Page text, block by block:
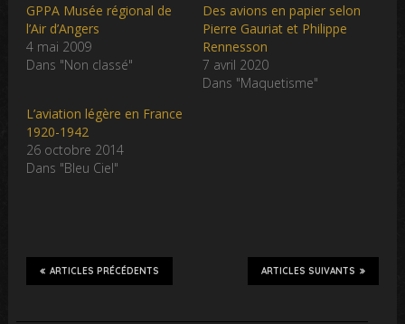
GPPA Musée régional de
l’Air d’Angers
4 mai 2009
Dans "Non classé"
Des avions en papier selon
Pierre Gauriat et Philippe
Rennesson
7 avril 2020
Dans "Maquetisme"
L’aviation légère en France
1920-1942
26 octobre 2014
Dans "Bleu Ciel"
ARTICLES SUIVANTS
ARTICLES PRÉCÉDENTS